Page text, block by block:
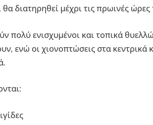
διατηρηθεί μέχρι τις πρωινές ώρες
πολύ ενισχυμένοι και τοπικά
ενώ οι χιονοπτώσεις στα κεντρικά